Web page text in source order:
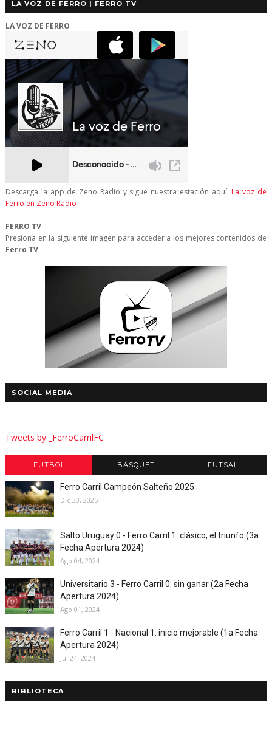
LA VOZ DE FERRO | FERRO TV
LA VOZ DE FERRO
Descarga la app de Zeno Radio y sigue nuestra estación aquí: La voz de
Ferro en Zeno Radio
FERRO TV
Presiona en la siguiente imagen para acceder a los mejores contenidos de
Ferro TV.
SOCIAL MEDIA
Tweets by _FerroCarrilFC
FUTBOL BÁSQUET FUTSAL
Ferro Carril Campeón Salteño 2025
Dic 30, 2025
Salto Uruguay 0 - Ferro Carril 1: clásico, el triunfo (3a
Fecha Apertura 2024)
Ago 04, 2024
Universitario 3 - Ferro Carril 0: sin ganar (2a Fecha
Apertura 2024)
Ago 01, 2024
Ferro Carril 1 - Nacional 1: inicio mejorable (1a Fecha
Apertura 2024)
Jul 24, 2024
BIBLIOTECA